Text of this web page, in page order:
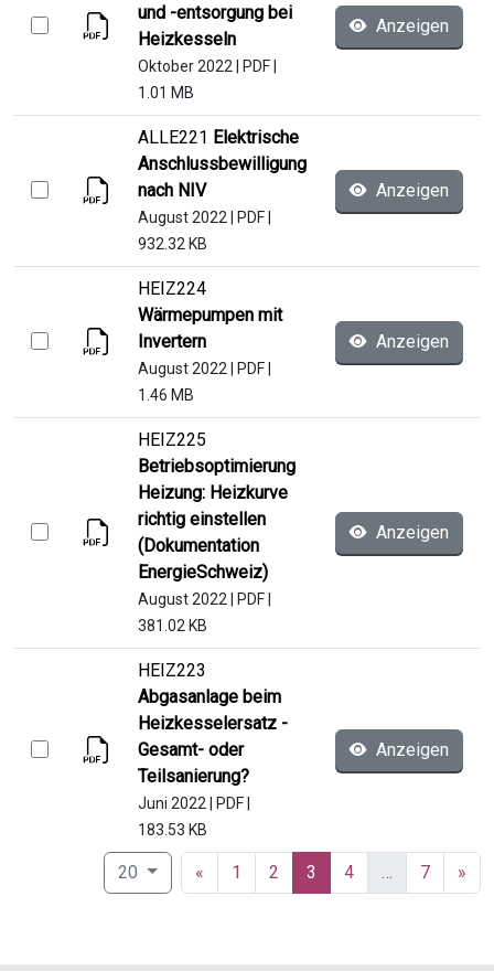
und -entsorgung bei
Heizkesseln
Oktober 2022 PDF
1.01 MB
Anzeigen
ALLE221 Elektrische
Anschlussbewilligung
nach NIV
August 2022 PDF
932.32 KB
Anzeigen
HEIZ224
Wärmepumpen mit
Invertern
August 2022 PDF
1.46 MB
Anzeigen
HEIZ225
Betriebsoptimierung
Heizung: Heizkurve
richtig einstellen
(Dokumentation
EnergieSchweiz)
August 2022 PDF
381.02 KB
Anzeigen
HEIZ223
Abgasanlage beim
Heizkesselersatz -
Gesamt- oder
Teilsanierung?
Juni 2022 PDF
183.53 KB
Anzeigen
20 « 1 2 3 (current)
4 … 7 »